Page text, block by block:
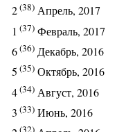
2(38) Апрель, 2017
1 (37) Февраль, 2017
6(36) Декабрь, 2016
5 (35) Октябрь, 2016
4(34) Август, 2016
3 (33) Июнь, 2016
(32)